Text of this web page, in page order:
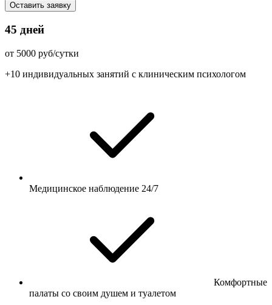
Оставить заявку
45 дней
от 5000 руб/сутки
+10 индивидуальных занятий с клиническим психологом
Медицинское наблюдение 24/7
Комфортные
палаты со своим душем и туалетом